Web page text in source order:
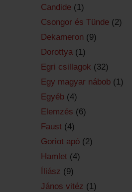
Candide (1)
Csongor és Tünde (2)
Dekameron (9)
Dorottya (1)
Egri csillagok (32)
Egy magyar nábob (1)
Egyéb (4)
Elemzés (6)
Faust (4)
Goriot apó (2)
Hamlet (4)
Íliász (9)
János vitéz (1)